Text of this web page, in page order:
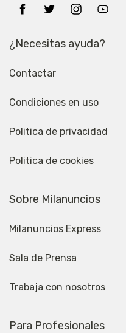
¿Necesitas ayuda?
Contactar
Condiciones en uso
Politica de privacidad
Politica de cookies
Sobre Milanuncios
Milanuncios Express
Sala de Prensa
Trabaja con nosotros
Para Profesionales